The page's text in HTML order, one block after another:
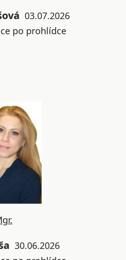
03.07.2026
po prohlídce
30.06.2026